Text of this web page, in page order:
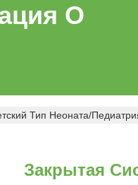
О
Тип Неоната/
Закрытая